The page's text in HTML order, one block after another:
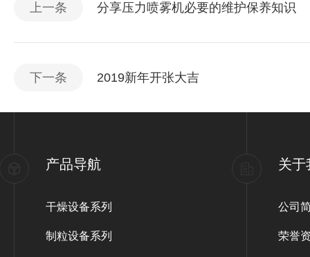
上一条 分享压力喷雾机必要的维护保养知识
下一条 2019新年开张大吉
产品导航
干燥设备系列
制粒设备系列
关于
公司
荣誉